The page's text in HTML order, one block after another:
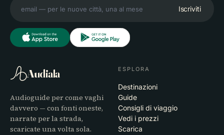
Iscriviti
Audiala
Audioguide per come vaghi
davvero — con fonti oneste,
narrate per la strada,
scaricate una volta sola.
ESPLORA
Destinazioni
Guide
Consigli di viaggio
Vedi i prezzi
Scarica